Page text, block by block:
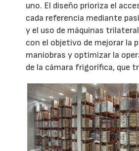
uno. El diseño prioriza el
cada referencia mediante
y el uso de máquinas
con el objetivo de mejorar la
maniobras y optimizar la
de la cámara frigorífica, que